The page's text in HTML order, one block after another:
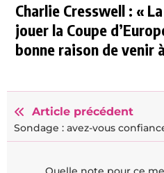
Charlie Cresswell : «
jouer la Coupe
bonne raison de venir
Article précédent
Sondage : avez-vous